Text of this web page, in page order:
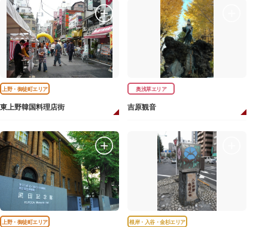
上野・御徒町エリア
東上野韓国料理店街
奥浅草エリア
吉原観音
上野・御徒町エリア 根岸・入谷・金杉エリア